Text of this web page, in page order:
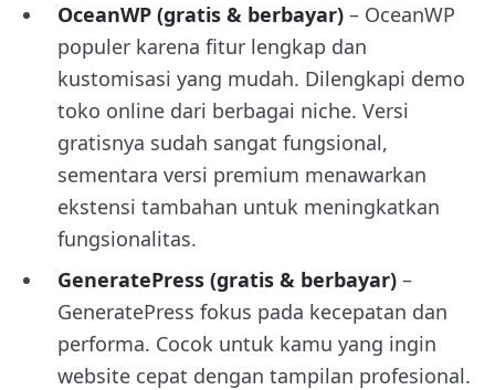
OceanWP (gratis & berbayar) – OceanWP
populer karena fitur lengkap dan
kustomisasi yang mudah. Dilengkapi demo
toko online dari berbagai niche. Versi
gratisnya sudah sangat fungsional,
sementara versi premium menawarkan
ekstensi tambahan untuk meningkatkan
fungsionalitas.
GeneratePress (gratis & berbayar) –
GeneratePress fokus pada kecepatan dan
performa. Cocok untuk kamu yang ingin
website cepat dengan tampilan profesional.